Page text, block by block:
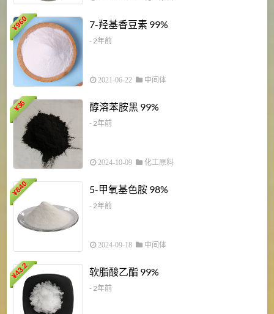
¥
960 7-羟基香豆素 99%
- 2年前
2021-06-22 中间体
¥
36 醇溶苯胺黑 99%
- 2年前
2024-10-09 化工原料
¥
840 5-甲氧基色胺 98%
- 2年前
2024-09-18 中间体
¥
43.2 软脂酸乙酯 99%
- 2年前